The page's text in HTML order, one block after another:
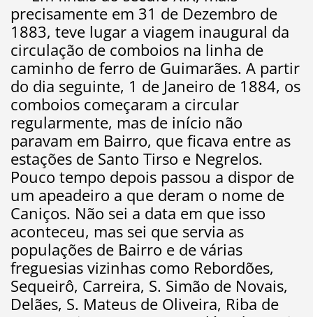
precisamente em 31 de Dezembro de
1883, teve lugar a viagem inaugural da
circulação de comboios na linha de
caminho de ferro de Guimarães. A partir
do dia seguinte, 1 de Janeiro de 1884, os
comboios começaram a circular
regularmente, mas de início não
paravam em Bairro, que ficava entre as
estações de Santo Tirso e Negrelos.
Pouco tempo depois passou a dispor de
um apeadeiro a que deram o nome de
Caniços. Não sei a data em que isso
aconteceu, mas sei que servia as
populações de Bairro e de várias
freguesias vizinhas como Rebordões,
Sequeirô, Carreira, S. Simão de Novais,
Delães, S. Mateus de Oliveira, Riba de